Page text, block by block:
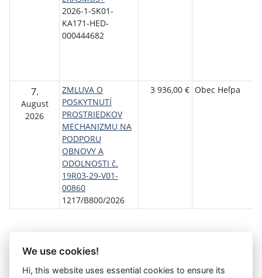
2026-1-SK01-
KA171-HED-
000444682
7.
August
2026
ZMLUVA O
POSKYTNUTÍ
PROSTRIEDKOV
MECHANIZMU NA
PODPORU
OBNOVY A
ODOLNOSTI č.
19R03-29-V01-
00860
1217/B800/2026
3 936,00 € Obec Heľpa
5
We use cookies!
Hi, this website uses essential cookies to ensure its